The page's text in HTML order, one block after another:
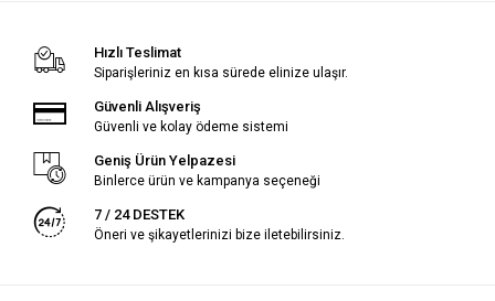
Hızlı Teslimat
Siparişleriniz en kısa sürede elinize ulaşır.
Güvenli Alışveriş
Güvenli ve kolay ödeme sistemi
Geniş Ürün Yelpazesi
Binlerce ürün ve kampanya seçeneği
7 / 24 DESTEK
Öneri ve şikayetlerinizi bize iletebilirsiniz.